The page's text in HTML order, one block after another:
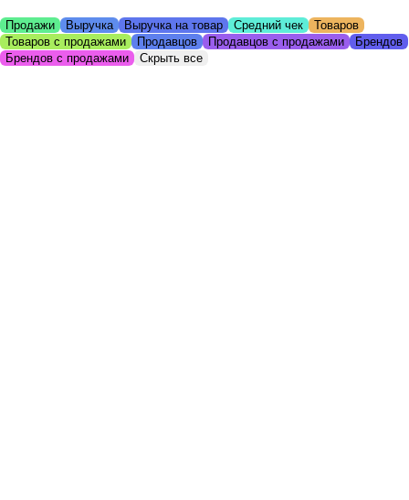
Продажи Выручка Выручка на товар Средний чек
Товаров
Товаров с продажами
Продавцов Продавцов с продажами
Брендов
Брендов с продажами
Скрыть все